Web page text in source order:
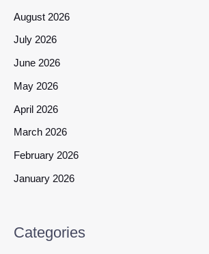
August 2026
July 2026
June 2026
May 2026
April 2026
March 2026
February 2026
January 2026
Categories